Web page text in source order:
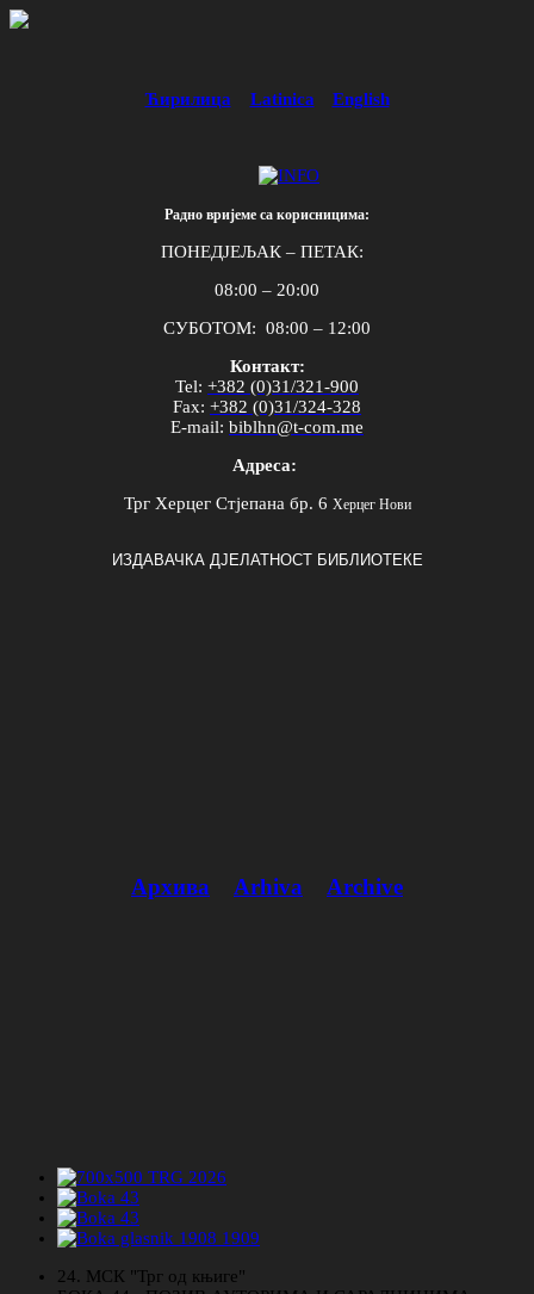
Ћирилица Latinica English
Радно вријеме са корисницима:
ПОНЕДЈЕЉАК – ПЕТАК:
08:00 – 20:00
СУБОТОМ: 08:00 – 12:00
Контакт:
Tel: +382 (0)31/321-900
Fax: +382 (0)31/324-328
E-mail: biblhn@t-com.me
Адреса:
Трг Херцег Стјепана бр. 6 Херцег Нови
ИЗДАВАЧКА ДЈЕЛАТНОСТ БИБЛИОТЕКЕ
Архива Arhiva Archive
24. МСК "Трг од књиге"